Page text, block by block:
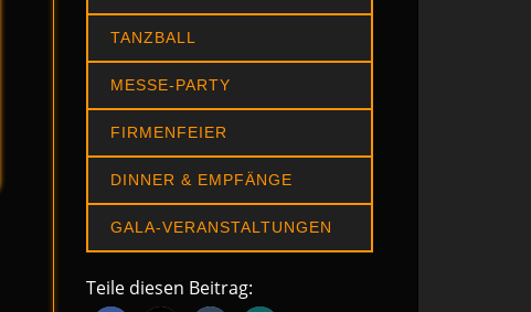
TANZBALL
MESSE-PARTY
FIRMENFEIER
DINNER & EMPFÄNGE
GALA-VERANSTALTUNGEN
Teile diesen Beitrag: